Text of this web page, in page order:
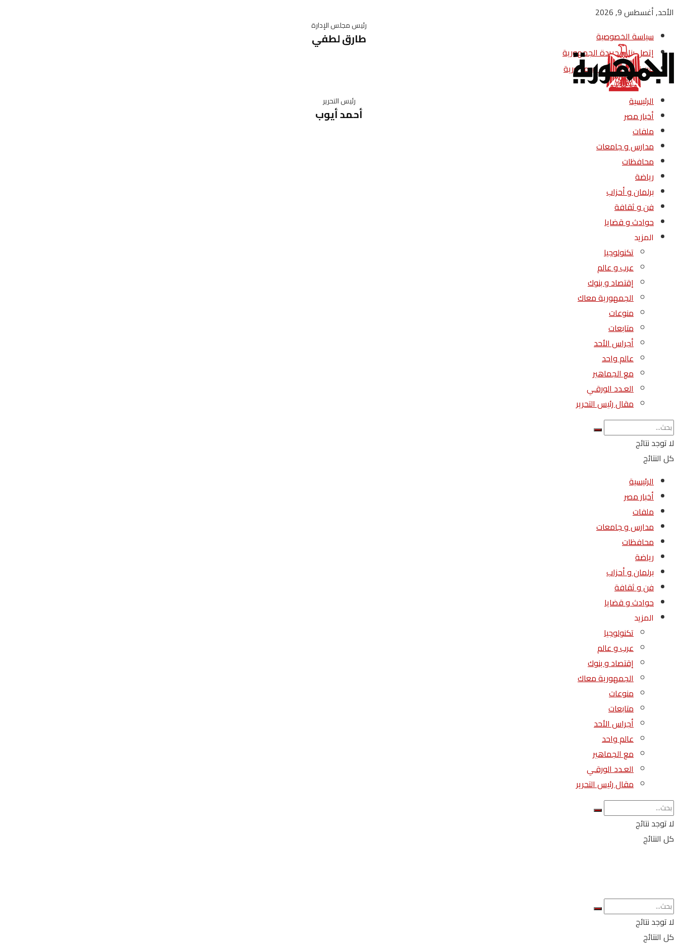
الأحد, أغسطس 9, 2026
سياسة الخصوصية
إتصل بنا – جريدة الجمهورية
من نحن – جريدة الجمهورية
رئيس مجلس الإدارة
طارق لطفي
رئيس التحرير
أحمد أيوب
الرئيسية
أخبار مصر
ملفات
مدارس و جامعات
محافظات
رياضة
برلمان و أحزاب
فن و ثقافة
حوادث و قضايا
المزيد
تكنولوجيا
عرب و عالم
إقتصاد و بنوك
الجمهورية معاك
منوعات
متابعات
أجراس الأحد
عالم واحد
مع الجماهير
العـدد الورقـي
مقال رئيس التحرير
لا توجد نتائج
كل النتائج
الرئيسية
أخبار مصر
ملفات
مدارس و جامعات
محافظات
رياضة
برلمان و أحزاب
فن و ثقافة
حوادث و قضايا
المزيد
تكنولوجيا
عرب و عالم
إقتصاد و بنوك
الجمهورية معاك
منوعات
متابعات
أجراس الأحد
عالم واحد
مع الجماهير
العـدد الورقـي
مقال رئيس التحرير
لا توجد نتائج
كل النتائج
لا توجد نتائج
كل النتائج